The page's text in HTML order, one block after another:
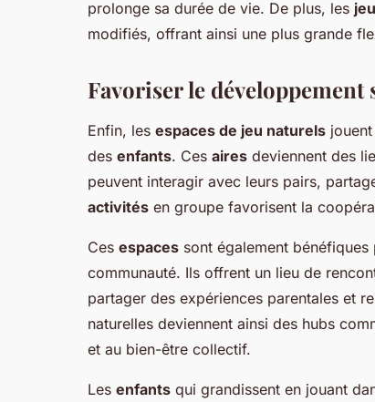
prolonge sa durée de vie. De plus, les
modifiés, offrant ainsi une plus grande
Favoriser le
Enfin, les espaces de jeu naturels
des enfants. Ces aires deviennent des
peuvent interagir avec leurs pairs,
activités en groupe favorisent la
Ces espaces sont également
communauté. Ils offrent un lieu de
partager des expériences parentales et
naturelles deviennent ainsi des hubs
et au bien-être collectif.
Les enfants qui grandissent en jouant